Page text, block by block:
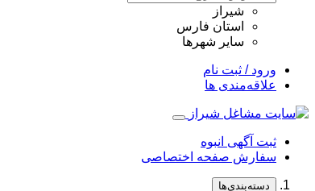
شیراز
استان فارس
سایر شهرها
ورود / ثبت نام
علاقه‌مندی ها
ثبت آگهی انبوه
سفارش صفحه اختصاصی
دسته‌بندی‌ها